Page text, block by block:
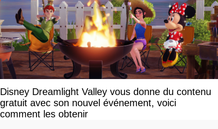
Disney Dreamlight Valley vous donne du contenu
gratuit avec son nouvel événement, voici
comment les obtenir